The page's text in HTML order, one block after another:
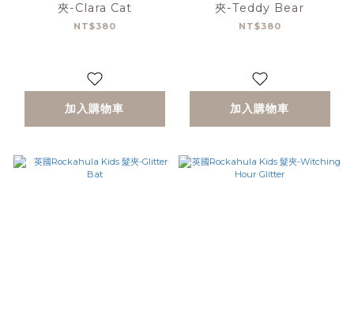
夾-Clara Cat
NT$380
加入購物車
夾-Teddy Bear
NT$380
加入購物車